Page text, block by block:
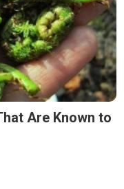
Are Known to